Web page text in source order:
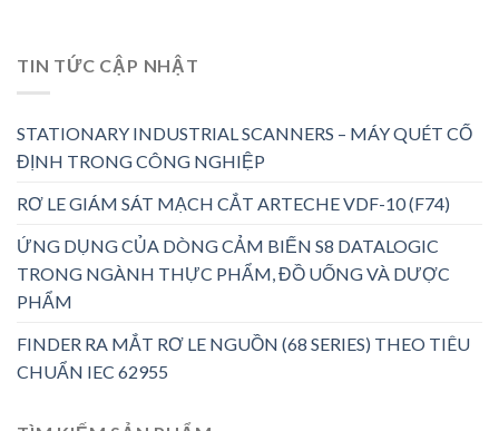
TIN TỨC CẬP NHẬT
STATIONARY INDUSTRIAL SCANNERS – MÁY QUÉT CỐ
ĐỊNH TRONG CÔNG NGHIỆP
RƠ LE GIÁM SÁT MẠCH CẮT ARTECHE VDF-10 (F74)
ỨNG DỤNG CỦA DÒNG CẢM BIẾN S8 DATALOGIC
TRONG NGÀNH THỰC PHẨM, ĐỒ UỐNG VÀ DƯỢC
PHẨM
FINDER RA MẮT RƠ LE NGUỒN (68 SERIES) THEO TIÊU
CHUẨN IEC 62955